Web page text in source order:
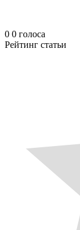
0 0 голоса
Рейтинг статьи